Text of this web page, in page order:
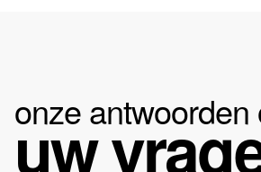
onze antwoorden
uw